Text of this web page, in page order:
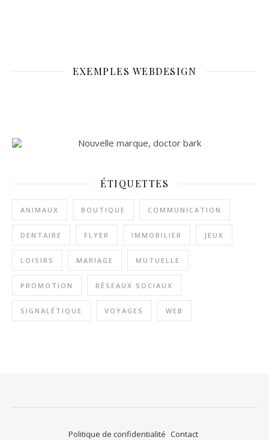
EXEMPLES WEBDESIGN
ÉTIQUETTES
ANIMAUX BOUTIQUE COMMUNICATION
DENTAIRE FLYER IMMOBILIER JEUX
LOISIRS MARIAGE MUTUELLE
PROMOTION RÉSEAUX SOCIAUX
SIGNALÉTIQUE VOYAGES WEB
Politique de confidentialité Contact